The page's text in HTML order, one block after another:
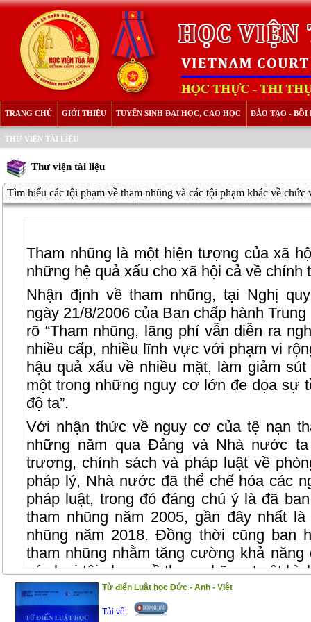
TRANG CHỦ GIỚI THIỆU TUYỂN SINH ĐẠI HỌC, CAO HỌC ĐÀO TẠO - BỒI
THƯ VIỆN TÀI LIỆU
Thư viện tài liệu
Tìm hiểu các tội phạm về tham nhũng và các tội phạm khác về chức
Tham nhũng là một hiện tượng của xã
những hệ quả xấu cho xã hội cả về chính
Nhận định về tham nhũng, tại Nghị
ngày 21/8/2006 của Ban chấp hành
rõ “Tham nhũng, lãng phí vẫn diễn ra
nhiều cấp, nhiều lĩnh vực với phạm vi
hậu quả xấu về nhiều mặt, làm giảm
một trong những nguy cơ lớn đe dọa sự
độ ta”.
Với nhận thức về nguy cơ của tệ nạn
những năm qua Đảng và Nhà nước
trương, chính sách và pháp luật về
pháp lý, Nhà nước đã thể chế hóa các
pháp luật, trong đó đáng chú ý là đã
tham nhũng năm 2005, gần đây nhất
nhũng năm 2018. Đồng thời cũng ban
tham nhũng nhằm tăng cường khả
các loại tội phạm về tham nhũng. Luật
2015, sửa đổi năm 2017) với những qui
Nhằm giúp bạn đọc nói chung, những
Từ điển Luật học Đức - Anh - Việt
Tải về: